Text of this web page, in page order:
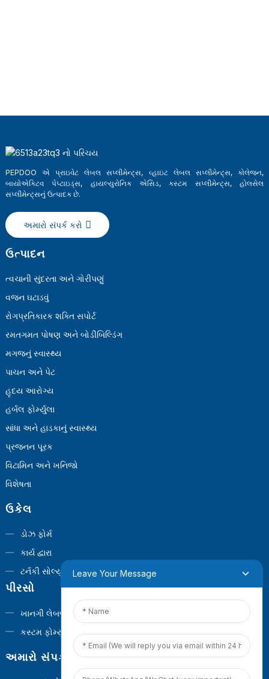
PEPDOO એ પ્રાઇવેટ લેબલ સપ્લીમેન્ટ્સ, વ્હાઇટ લેબલ સપ્લીમેન્ટ્સ, કોલેજન,
બાયોએક્ટિવ પેપ્ટાઇડ્સ, હાયલ્યુરોનિક એસિડ, કસ્ટમ સપ્લીમેન્ટ્સ, હોલસેલ
સપ્લીમેન્ટ્સનું ઉત્પાદક છે.
અમારો સંપર્ક કરો
ઉત્પાદન
ત્વચાની સુંદરતા અને ગોરીપણું
વજન ઘટાડવું
રોગપ્રતિકારક શક્તિ સપોર્ટ
રમતગમત પોષણ અને બોડીબિલ્ડિંગ
મગજનું સ્વાસ્થ્ય
પાચન અને પેટ
હૃદય આરોગ્ય
હર્બલ ફોર્મ્યુલા
સાંધા અને હાડકાનું સ્વાસ્થ્ય
પ્રજનન પૂરક
વિટામિન અને ખનિજો
વિશેષતા
ઉકેલ
ડોઝ ફોર્મ
કાર્ય દ્વારા
ટર્નકી સોલ્યુશન્સ
પીરસો
ખાનગી લેબલ
કસ્ટમ ફોર્મ્યુલા
અમારો સંપર્ક કરો
Leave Your Message